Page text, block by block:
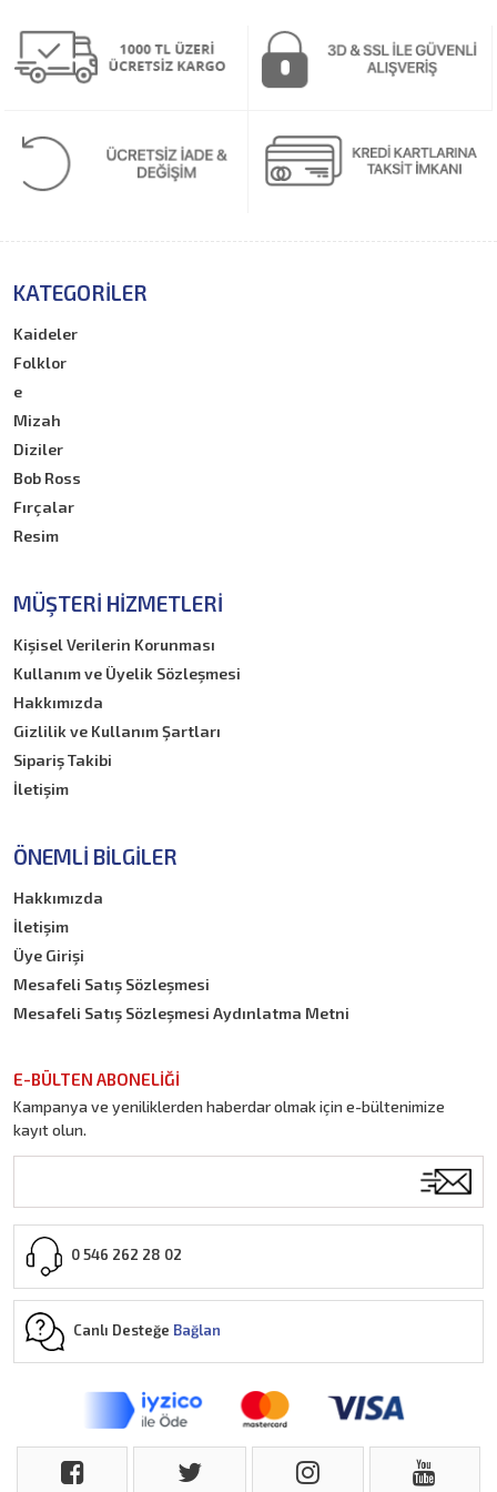
KATEGORILER
Kaideler
Folklor
e
Mizah
Diziler
Bob Ross
Fırçalar
Resim
MÜŞTERI HIZMETLERI
Kişisel Verilerin Korunması
Kullanım ve Üyelik Sözleşmesi
Hakkımızda
Gizlilik ve Kullanım Şartları
Sipariş Takibi
İletişim
ÖNEMLI BILGILER
Hakkımızda
İletişim
Üye Girişi
Mesafeli Satış Sözleşmesi
Mesafeli Satış Sözleşmesi Aydınlatma Metni
E-BÜLTEN ABONELİĞİ
Kampanya ve yeniliklerden haberdar olmak için e-bültenimize
kayıt olun.
0 546 262 28 02
Canlı Desteğe Bağlan